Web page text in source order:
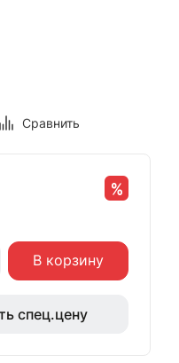
Сравнить
В корзину
спец.цену